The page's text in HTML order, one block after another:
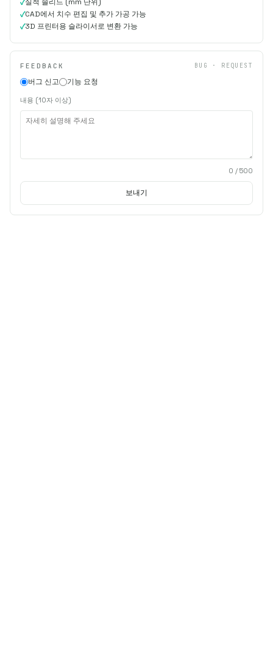
CAD에서 치수 편집 및 추가 가공 가능
3D 프린터용 슬라이서로 변환 가능
FEEDBACK BUG · REQUEST
버그 신고 기능 요청
내용 (10자 이상)
0 / 500
보내기